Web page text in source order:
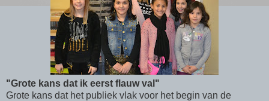
"Grote kans dat ik eerst flauw val"
Grote kans dat het publiek vlak voor het begin van de